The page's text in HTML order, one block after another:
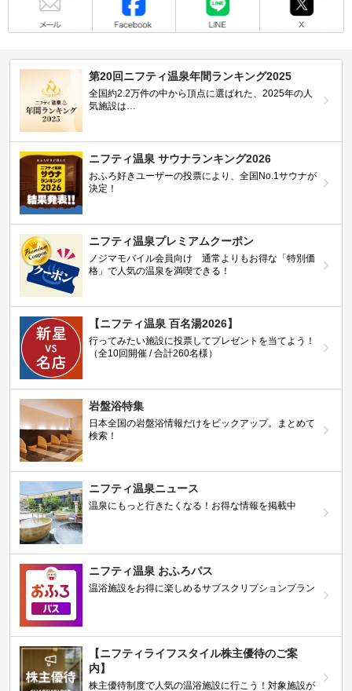
第20回ニフティ温泉年間ランキング2025
全国約2.2万件の中から頂点に選ばれた、2025年の人
気施設は…
ニフティ温泉 サウナランキング2026
おふろ好きユーザーの投票により、全国No.1サウナが
決定！
ニフティ温泉プレミアムクーポン
ノジマモバイル会員向け 通常よりもお得な「特別価
格」で人気の温泉を満喫できる！
【ニフティ温泉 百名湯2026】
行ってみたい施設に投票してプレゼントを当てよう！
（全10回開催 / 合計260名様）
岩盤浴特集
日本全国の岩盤浴情報だけをピックアップ。まとめて
検索！
ニフティ温泉ニュース
温泉にもっと行きたくなる！お得な情報を掲載中
ニフティ温泉 おふろパス
温浴施設をお得に楽しめるサブスクリプションプラン
【ニフティライフスタイル株主優待のご案
内】
株主優待制度で人気の温浴施設に行こう！対象施設が